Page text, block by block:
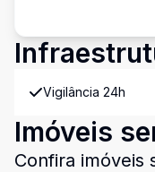
Vigilância 24h
Imóveis
Confira imóveis